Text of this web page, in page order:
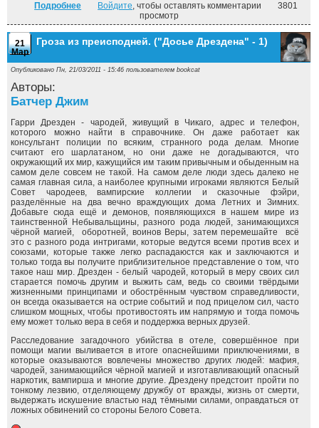
Подробнее о Луна светит безумцам. ("Досье Дрездена" - 2)
Войдите, чтобы оставлять комментарии
3801
просмотр
21
Мар
Гроза из преисподней. ("Досье Дрездена" - 1)
Опубликовано Пн, 21/03/2011 - 15:46 пользователем bookcat
Авторы:
Батчер Джим
Гарри Дрезден - чародей, живущий в Чикаго, адрес и телефон,
которого можно найти в справочнике. Он даже работает как
консультант полиции по всяким, странного рода делам. Многие
считают его шарлатаном, но они даже не догадываются, что
окружающий их мир, кажущийся им таким привычным и обыденным на
самом деле совсем не такой. На самом деле люди здесь далеко не
самая главная сила, а наиболее крупными игроками являются Белый
Совет чародеев, вампирские коллегии и сказочные фэйри,
разделённые на два вечно враждующих дома Летних и Зимних.
Добавьте сюда ещё и демонов, появляющихся в нашем мире из
таинственной Небывальщины, разного рода людей, занимающихся
чёрной магией, оборотней, воинов Веры, затем перемешайте всё
это с разного рода интригами, которые ведутся всеми против всех и
союзами, которые также легко распадаюстся как и заключаются и
только тогда вы получите приблизительное представление о том, что
такое наш мир. Дрезден - белый чародей, который в меру своих сил
старается помочь другим и выжить сам, ведь со своими твёрдыми
жизненными принципами и обострённым чувством справедливости,
он всегда оказывается на острие событий и под прицелом сил, часто
слишком мощных, чтобы противостоять им напрямую и тогда помочь
ему может только вера в себя и поддержка верных друзей.
Расследование загадочного убийства в отеле, совершённое при
помощи магии выливается в итоге опаснейшими приключениями, в
которые оказываются вовлечены множество других людей: мафия,
чародей, занимающийся чёрной магией и изготавливающий опасный
наркотик, вампирша и многие другие. Дрездену предстоит пройти по
тонкому лезвию, отделяющему дружбу от вражды, жизнь от смерти,
выдержать искушение властью над тёмными силами, оправдаться от
ложных обвинений со стороны Белого Совета.